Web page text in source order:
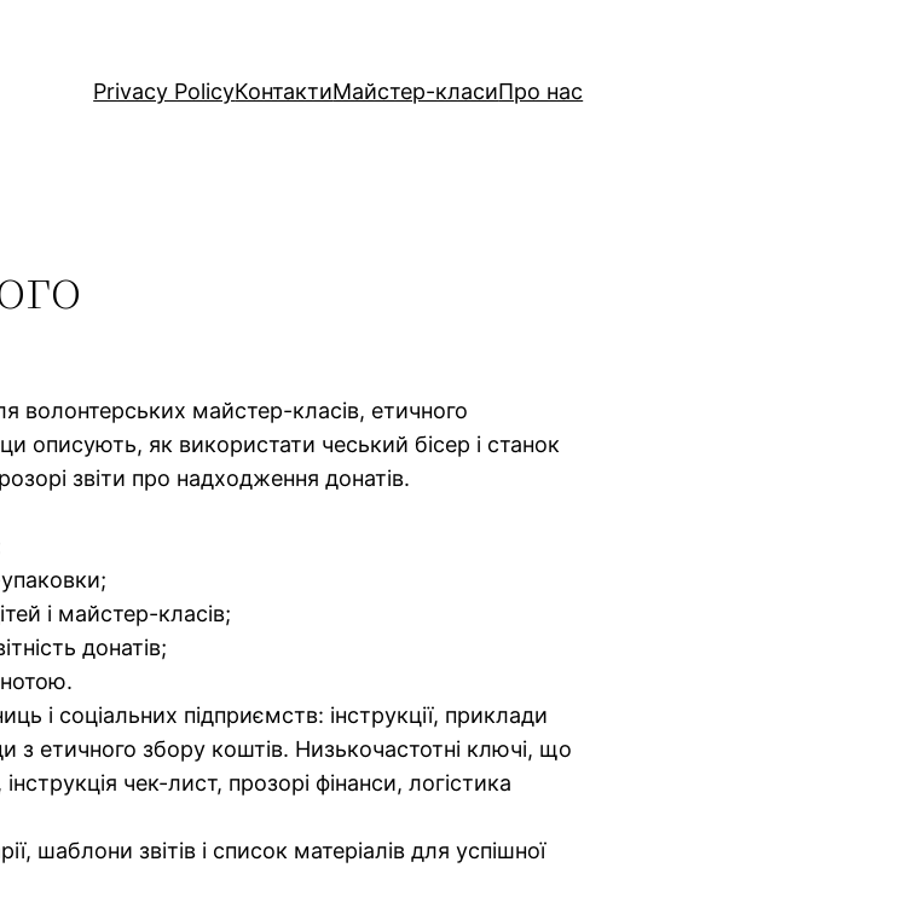
Privacy PolicyКонтактиМайстер-класиПро нас
волонтерських майстер-класів, етичного
описують, як використати чеський бісер і станок
звіти про надходження донатів.
упаковки;
і майстер-класів;
донатів;
і соціальних підприємств: інструкції, приклади
з етичного збору коштів. Низькочастотні ключі, що
чек-лист, прозорі фінанси, логістика
шаблони звітів і список матеріалів для успішної